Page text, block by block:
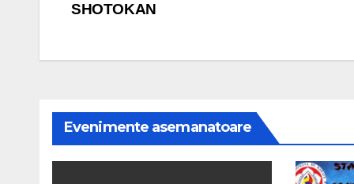
articole
SHOTOKAN
Evenimente asemanatoare